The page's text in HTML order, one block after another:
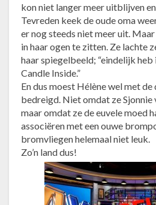
kon niet langer meer uitblijven
Tevreden keek de oude oma
er nog steeds niet meer uit.
in haar ogen te zitten. Ze lachte
haar spiegelbeeld; “eindelijk
Candle Inside.”
En dus moest Hélène wel met
bedreigd. Niet omdat ze Sjonnie
maar omdat ze de euvele moed
associëren met een ouwe
bromvliegen helemaal niet leuk.
Zo’n land dus!